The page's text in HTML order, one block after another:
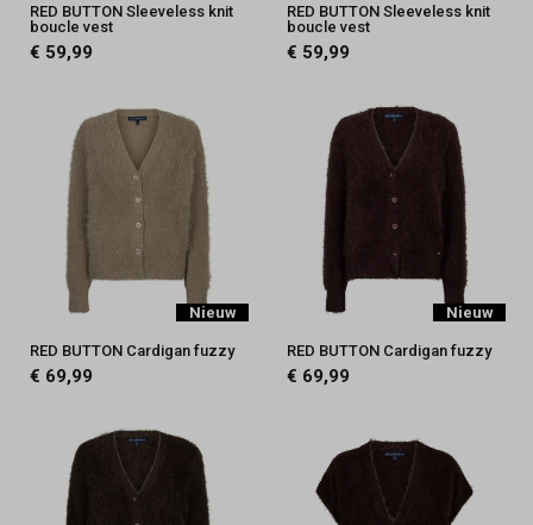
RED BUTTON Sleeveless knit
boucle vest
€ 59,99
RED BUTTON Sleeveless knit
boucle vest
€ 59,99
Nieuw
RED BUTTON Cardigan fuzzy
€ 69,99
Nieuw
RED BUTTON Cardigan fuzzy
€ 69,99